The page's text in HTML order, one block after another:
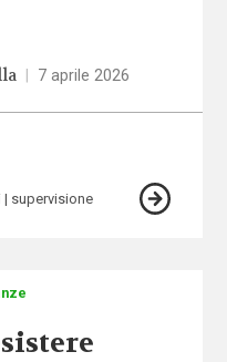
7 aprile 2026
supervisione